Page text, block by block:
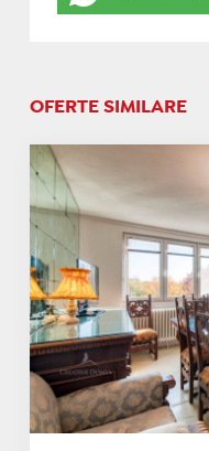
OFERTE SIMILARE